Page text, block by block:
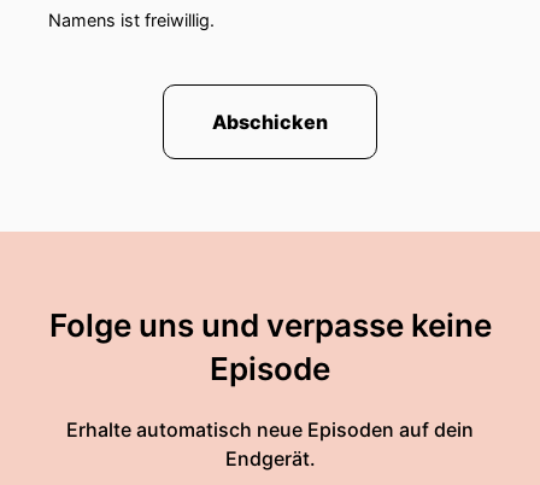
Namens ist freiwillig.
Abschicken
Folge uns und verpasse keine
Episode
Erhalte automatisch neue Episoden auf dein
Endgerät.